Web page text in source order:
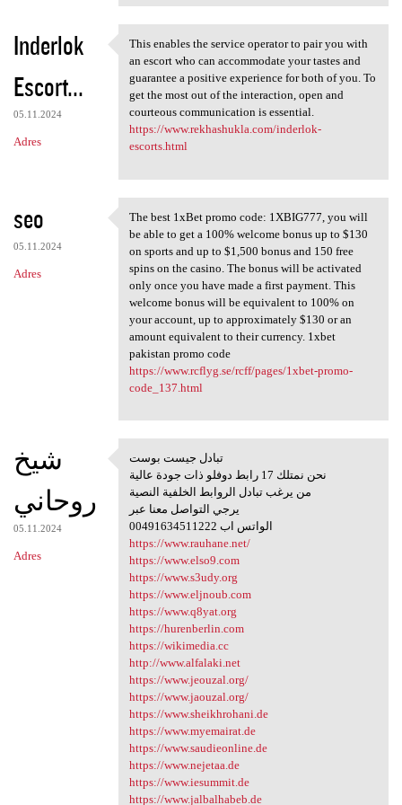
Inderlok
Escort...
05.11.2024
Adres
This enables the service
This enables the service operator to pair you with
an escort who can accommodate your tastes and
guarantee a positive experience for both of you. To
get the most out of the interaction, open and
courteous communication is essential.
https://www.rekhashukla.com/inderlok-
escorts.html
seo
05.11.2024
Adres
The best 1xBet promo code:
The best 1xBet promo code: 1XBIG777, you will
be able to get a 100% welcome bonus up to $130
on sports and up to $1,500 bonus and 150 free
spins on the casino. The bonus will be activated
only once you have made a first payment. This
welcome bonus will be equivalent to 100% on
your account, up to approximately $130 or an
amount equivalent to their currency. 1xbet
pakistan promo code
https://www.rcflyg.se/rcff/pages/1xbet-promo-
code_137.html
شيخ
روحاني
05.11.2024
Adres
تبادل جيست بوست
تبادل جيست بوست
نحن نمتلك 17 رابط دوفلو ذات جودة عالية
من يرغب تبادل الروابط الخلفية النصية
يرجي التواصل معنا عبر
00491634511222 الواتس اب
https://www.rauhane.net/
https://www.elso9.com
https://www.s3udy.org
https://www.eljnoub.com
https://www.q8yat.org
https://hurenberlin.com
https://wikimedia.cc
http://www.alfalaki.net
https://www.jeouzal.org/
https://www.jaouzal.org/
https://www.sheikhrohani.de
https://www.myemairat.de
https://www.saudieonline.de
https://www.nejetaa.de
https://www.iesummit.de
https://www.jalbalhabeb.de